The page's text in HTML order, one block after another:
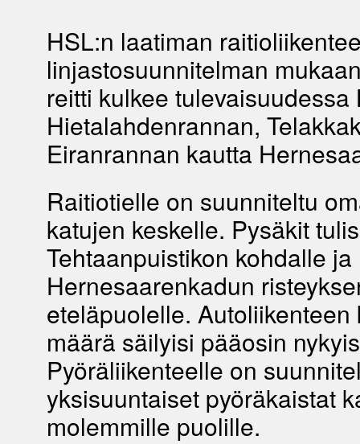
HSL:n laatiman
linjastosuunnitelman
reitti kulkee tulevaisuudessa
Hietalahdenrannan,
Eiranrannan kautta
Raitiotielle on suunniteltu
katujen keskelle. Pysäkit
Tehtaanpuistikon kohdalle ja
Hernesaarenkadun
eteläpuolelle. Autoliikenteen
määrä säilyisi pääosin
Pyöräliikenteelle on
yksisuuntaiset pyöräkaistat
molemmille puolille.